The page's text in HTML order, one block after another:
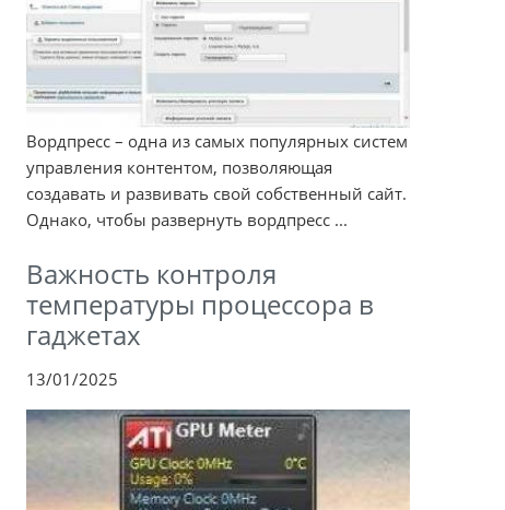
Вордпресс – одна из самых популярных систем
управления контентом, позволяющая
создавать и развивать свой собственный сайт.
Однако, чтобы развернуть вордпресс ...
Важность контроля
температуры процессора в
гаджетах
13/01/2025